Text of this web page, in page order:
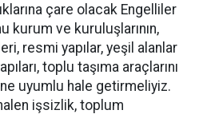
çare olacak Engelliler
kurum ve kuruluşlarının,
resmi yapılar, yeşil alanlar
toplu taşıma araçlarını
uyumlu hale getirmeliyiz.
işsizlik, toplum